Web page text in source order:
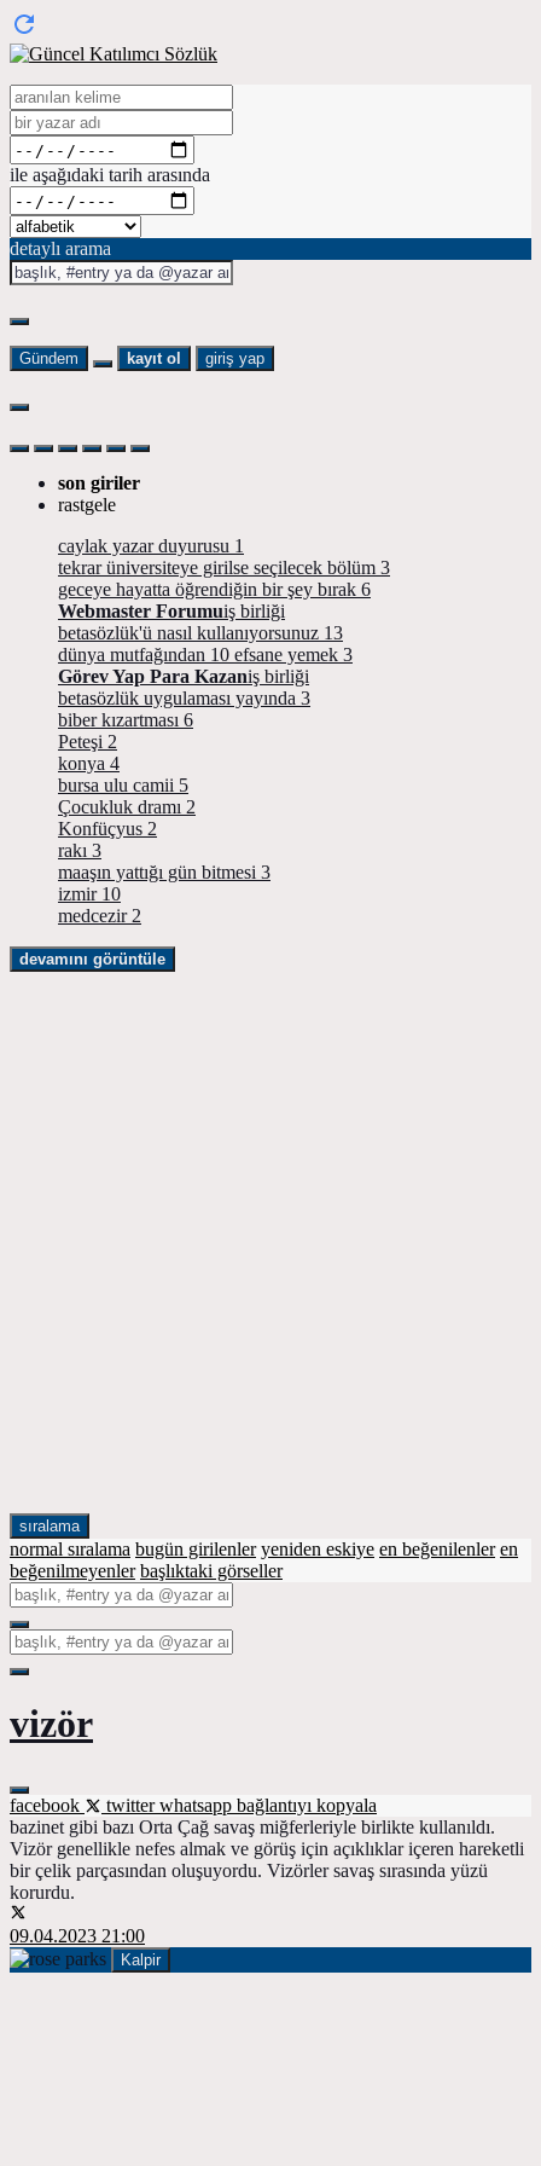
ile aşağıdaki tarih arasında
detaylı arama
Gündem kayıt ol giriş yap
son giriler
rastgele
caylak yazar duyurusu 1
tekrar üniversiteye girilse seçilecek bölüm 3
geceye hayatta öğrendiğin bir şey bırak 6
Webmaster Forumuiş birliği
betasözlük'ü nasıl kullanıyorsunuz 13
dünya mutfağından 10 efsane yemek 3
Görev Yap Para Kazaniş birliği
betasözlük uygulaması yayında 3
biber kızartması 6
Peteşi 2
konya 4
bursa ulu camii 5
Çocukluk dramı 2
Konfüçyus 2
rakı 3
maaşın yattığı gün bitmesi 3
izmir 10
medcezir 2
devamını görüntüle
sıralama
normal sıralama bugün girilenler yeniden eskiye en beğenilenler en
beğenilmeyenler başlıktaki görseller
vizör
facebook twitterwhatsapp bağlantıyı kopyala
bazinet gibi bazı Orta Çağ savaş miğferleriyle birlikte kullanıldı.
Vizör genellikle nefes almak ve görüş için açıklıklar içeren hareketli
bir çelik parçasından oluşuyordu. Vizörler savaş sırasında yüzü
korurdu.
09.04.2023 21:00
Kalpir